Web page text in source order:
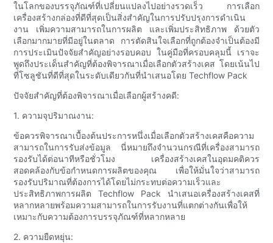
ในโลกของบรรจุภัณฑ์ที่เปลี่ยนแปลงไปอย่างรวดเร็ว การเลือก
เครื่องสร้างกล่องที่ดีที่สุดเป็นสิ่งสำคัญในการปรับปรุงการดำเนิน
งาน เพิ่มความสามารถในการผลิต และเพิ่มประสิทธิภาพ ด้วยตัว
เลือกมากมายที่มีอยู่ในตลาด การตัดสินใจเลือกที่ถูกต้องจำเป็นต้องมี
การประเมินปัจจัยสำคัญอย่างรอบคอบ ในคู่มือที่ครอบคลุมนี้ เราจะ
พูดถึงประเด็นสำคัญที่ต้องพิจารณาเมื่อเลือกตัวสร้างเคส โดยเน้นไป
ที่โซลูชันที่ดีที่สุดในระดับเดียวกันที่นำเสนอโดย Techflow Pack
ปัจจัยสำคัญที่ต้องพิจารณาเมื่อเลือกผู้สร้างคดี:
1. ความจุปริมาณงาน:
ข้อควรพิจารณาเบื้องต้นประการหนึ่งเมื่อเลือกตัวสร้างเคสคือความ
สามารถในการรับส่งข้อมูล นี่หมายถึงจำนวนกรณีที่เครื่องสามารถ
รองรับได้ต่อนาทีหรือชั่วโมง เครื่องสร้างเคสในอุดมคติควร
สอดคล้องกับข้อกำหนดการผลิตของคุณ เพื่อให้มั่นใจว่าสามารถ
รองรับปริมาณที่ต้องการได้โดยไม่กระทบต่อความเร็วและ
ประสิทธิภาพการผลิต Techflow Pack นำเสนอเครื่องสร้างเคสที่
หลากหลายพร้อมความสามารถในการรับงานที่แตกต่างกันเพื่อให้
เหมาะกับความต้องการบรรจุภัณฑ์ที่หลากหลาย
2. ความยืดหยุ่น: